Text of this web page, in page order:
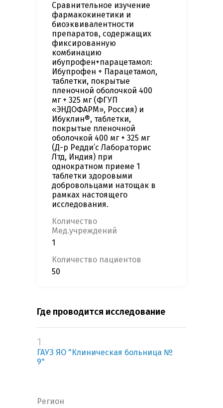
Сравнительное изучение
фармакокинетики и
биоэквивалентности
препаратов, содержащих
фиксированную
комбинацию
ибупрофен+парацетамол:
Ибупрофен + Парацетамол,
таблетки, покрытые
пленочной оболочкой 400
мг + 325 мг (ФГУП
«ЭНДОФАРМ», Россия) и
Ибуклин®, таблетки,
покрытые пленочной
оболочкой 400 мг + 325 мг
(Д-р Редди’с Лабораторис
Лтд, Индия) при
однократном приеме 1
таблетки здоровыми
добровольцами натощак в
рамках настоящего
исследования.
Количество
Мед.учреждений
1
Количество пациентов
50
Где проводится исследование
1
ГАУЗ ЯО "Клиническая больница №
9"
Регион